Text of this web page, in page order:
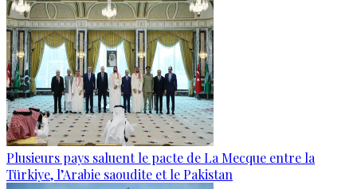
Plusieurs pays saluent le pacte de La Mecque entre la
Türkiye, l’Arabie saoudite et le Pakistan